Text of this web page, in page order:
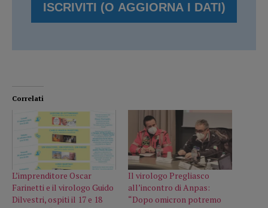
Correlati
L’imprenditore Oscar
Farinetti e il virologo Guido
Dilvestri, ospiti il 17 e 18
Il virologo Pregliasco
all’incontro di Anpas:
“Dopo omicron potremo